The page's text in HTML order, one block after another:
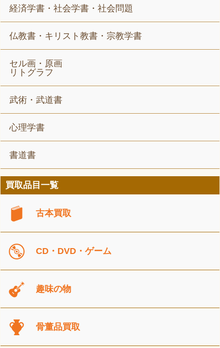
経済学書・社会学書・社会問題
仏教書・キリスト教書・宗教学書
セル画・原画
リトグラフ
武術・武道書
心理学書
書道書
買取品目一覧
古本買取
CD・DVD・ゲーム
趣味の物
骨董品買取